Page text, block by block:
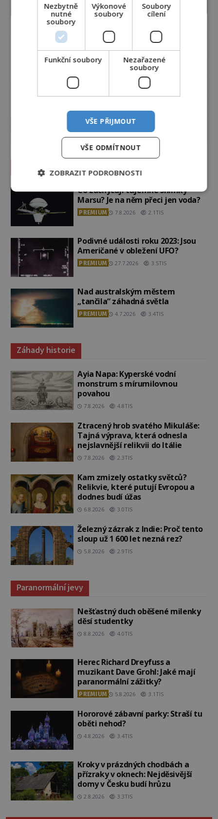
Co zachycují tajemné snímky
Marsu? Je na něm přeci jen voda?
PREMIUM 7.8.2026 2.1TIS
Podivné události roku 2023: Jsou
Američané v obležení UFO?
PREMIUM 27.7.2026 3.5TIS
Nad australským městem
„tančila“ záhadná světla
PREMIUM 4.7.2026 3.4TIS
Záhady historie
Ayia Napa: Kyperské vodní
monstrum s mírumilovnou
povahou
7.8.2026 4.8TIS
Ztracený hrob svatého Mikuláše:
Tajná výprava, která odnesla
nejslavnější relikvii do Itálie
7.8.2026 2.3TIS
Kam zmizely ostatky světců?
Relikvie, které putují Evropou a
dodnes budí úžas
6.8.2026 3.0TIS
Železný zázrak z Indie: Proč tento
sloup už 1 600 let nezná rez?
5.8.2026 2.9TIS
Paranormální jevy
Nešťastný duch oběšené milenky
děsí studentky
8.8.2026 4.0TIS
Herec Richard Dreyfuss a
muzikant Dave Grohl: Jaké mají
paranormální zážitky?
PREMIUM 5.8.2026 3.1TIS
Hororové zábavní parky: Straší tu
oběti nehod?
4.8.2026 3.4TIS
Kroky v prázdných chodbách a
přízraky v oknech: Nejděsivější
domy v Česku budí hrůzu
2.8.2026 3.3TIS
Nezbytně
nutné
soubory
Výkonové
soubory
Soubory
cílení
Funkční soubory
Nezařazené
soubory
VŠE PŘIJMOUT
VŠE ODMÍTNOUT
ZOBRAZIT PODROBNOSTI